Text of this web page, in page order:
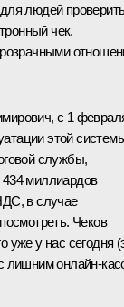
людей
чек.
с 1
этой
службы,
миллиардов
в случае
Чеков
уже у нас сегодня
лишним онлайн-